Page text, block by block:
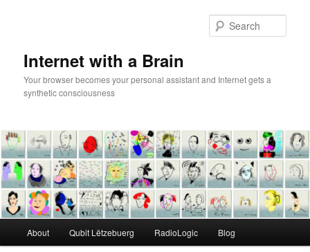
Internet with a Brain
Your browser becomes your personal assistant and Internet gets a
synthetic consciousness
About Qubit Lëtzebuerg RadioLogic Blog